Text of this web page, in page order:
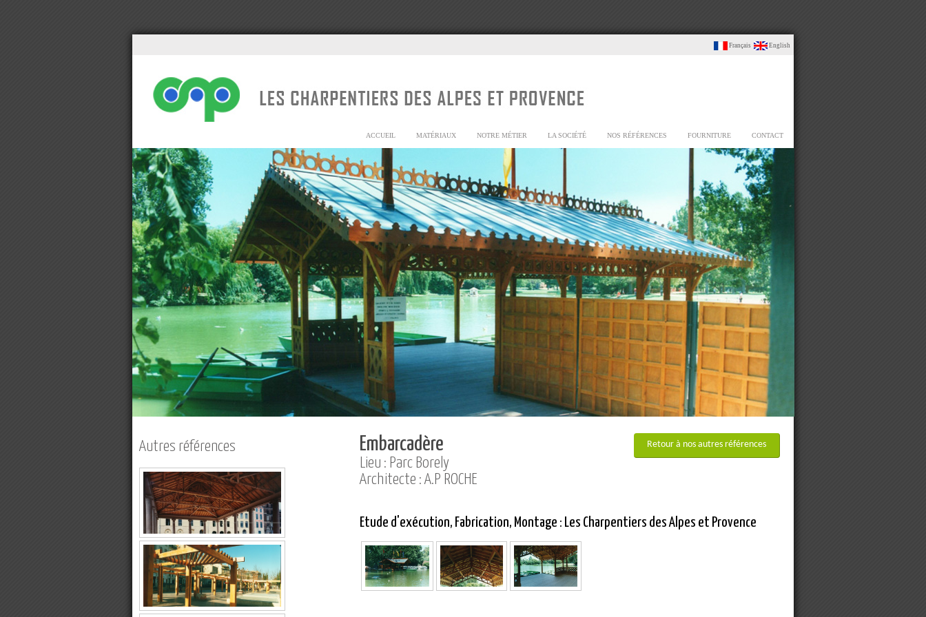
Français English
ACCUEIL MATÉRIAUX NOTRE MÉTIER LA SOCIÉTÉ NOS RÉFÉRENCES FOURNITURE CONTACT
Autres références Embarcadère
Lieu : Parc Borely
Architecte : A.P ROCHE
Etude d'exécution, Fabrication, Montage : Les Charpentiers des Alpes et Provence
Retour à nos autres références